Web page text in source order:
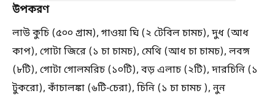
উপকরণ
লাউ কুচি (৫০০ গ্রাম), গাওয়া ঘি (২ টেবিল চামচ), দুধ (আধ
কাপ), গোটা জিরে (১ চা চামচ), মেথি (আধ চা চামচ), লবঙ্গ
(৮টি), গোটা গোলমরিচ (১০টি), বড় এলাচ (২টি), দারচিনি (১
টুকরো), কাঁচালঙ্কা (৬টি-চেরা), চিনি (১ চা চামচ ), নুন